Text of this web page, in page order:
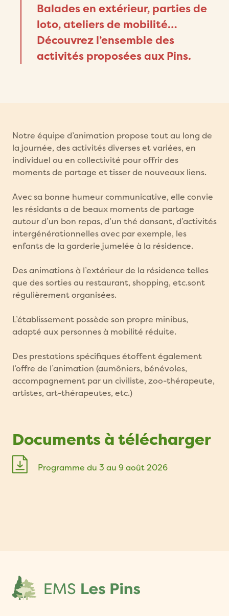
Balades en extérieur, parties de
loto, ateliers de mobilité…
Découvrez l’ensemble des
activités proposées aux Pins.
Notre équipe d’animation propose tout au long de
la journée, des activités diverses et variées, en
individuel ou en collectivité pour offrir des
moments de partage et tisser de nouveaux liens.
Avec sa bonne humeur communicative, elle convie
les résidants a de beaux moments de partage
autour d’un bon repas, d’un thé dansant, d’activités
intergénérationnelles avec par exemple, les
enfants de la garderie jumelée à la résidence.
Des animations à l’extérieur de la résidence telles
que des sorties au restaurant, shopping, etc.sont
régulièrement organisées.
L’établissement possède son propre minibus,
adapté aux personnes à mobilité réduite.
Des prestations spécifiques étoffent également
l’offre de l’animation (aumôniers, bénévoles,
accompagnement par un civiliste, zoo-thérapeute,
artistes, art-thérapeutes, etc.)
Documents à télécharger
Programme du 3 au 9 août 2026